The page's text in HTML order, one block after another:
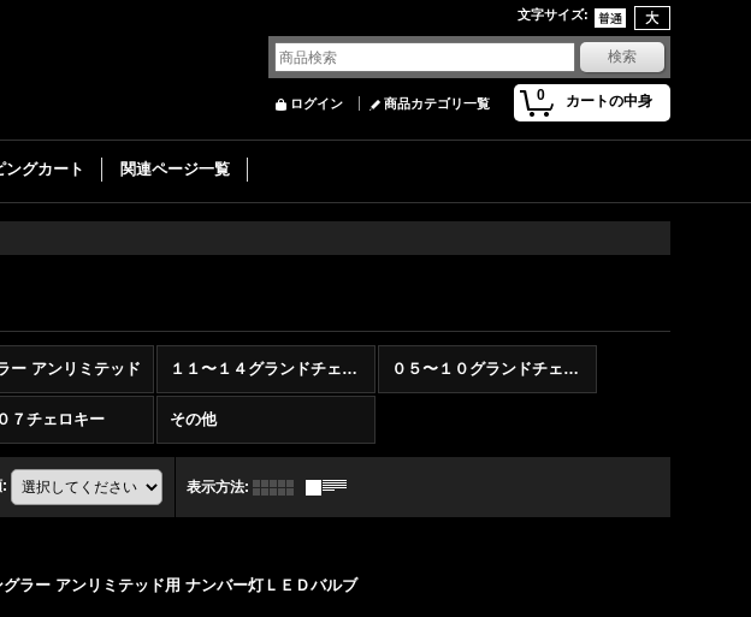
文字サイズ:
0 カートの中身
ログイン 商品カテゴリ一覧
ングカート 関連ページ一覧
ー アンリミテッド １１〜１４グランドチェロキー ０５〜１０グランドチェロキー
７チェロキー その他
: 表示方法:
ラー アンリミテッド用 ナンバー灯ＬＥＤバルブ